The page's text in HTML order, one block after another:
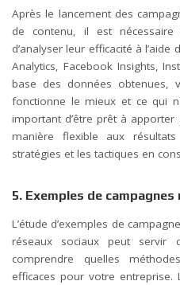
Après le lancement des
de contenu, il est
d’analyser leur efficacité à l’aide
Analytics, Facebook Insights,
base des données obtenues,
fonctionne le mieux et ce qui
important d’être prêt à
manière flexible aux
stratégies et les tactiques en
5. Exemples de
L’étude d’exemples de
réseaux sociaux peut servir
comprendre quelles
efficaces pour votre entreprise.